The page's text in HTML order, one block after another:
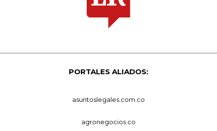
PORTALES ALIADOS:
asuntoslegales.com.co
agronegocios.co